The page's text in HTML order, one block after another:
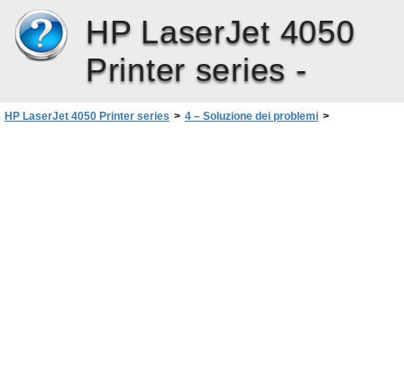
HP LaserJet 4050
Printer series -
HP LaserJet 4050 Printer series > 4 – Soluzione dei problemi >